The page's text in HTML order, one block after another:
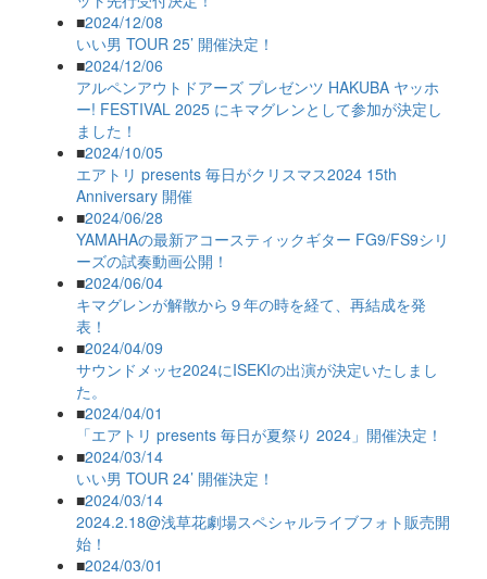
■2024/12/08
いい男 TOUR 25’ 開催決定！
■2024/12/06
アルペンアウトドアーズ プレゼンツ HAKUBA ヤッホ
ー! FESTIVAL 2025 にキマグレンとして参加が決定し
ました！
■2024/10/05
エアトリ presents 毎日がクリスマス2024 15th
Anniversary 開催
■2024/06/28
YAMAHAの最新アコースティックギター FG9/FS9シリ
ーズの試奏動画公開！
■2024/06/04
キマグレンが解散から９年の時を経て、再結成を発
表！
■2024/04/09
サウンドメッセ2024にISEKIの出演が決定いたしまし
た。
■2024/04/01
「エアトリ presents 毎日が夏祭り 2024」開催決定！
■2024/03/14
いい男 TOUR 24’ 開催決定！
■2024/03/14
2024.2.18@浅草花劇場スペシャルライブフォト販売開
始！
■2024/03/01